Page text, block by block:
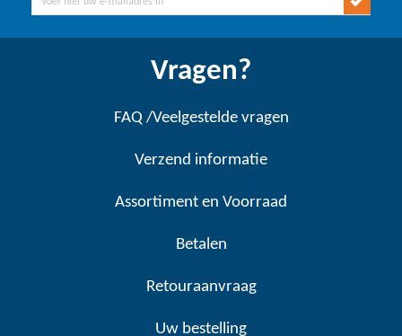
Vragen?
FAQ /Veelgestelde vragen
Verzend informatie
Assortiment en Voorraad
Betalen
Retouraanvraag
Uw bestelling